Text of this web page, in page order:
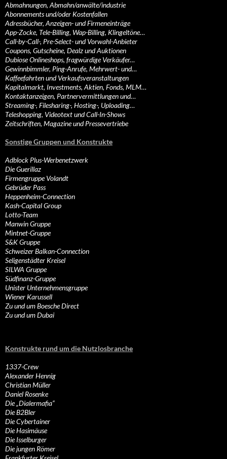
Abmahnungen, Abmahn/anwälte/industrie
Abonnements und/oder Kostenfallen
Adressbücher, Anzeigen- und Firmeneinträge
App-Zocke, Tele-Billing, Wap-Billing, Klingeltöne…
Call-by-Call-, Pre-Select- und Vorwahl-Anbieter
Coupons, Gutscheine, Dealz und Auktionen
Dubiose Onlineshops, fragwürdige Verkäufer…
Gewinnbimmler, Ping-Anrufe, Mehrwert- und…
Kaffeefahrten und Verkaufsveranstaltungen
Kapitalmarkt, Investments, Aktien, Fonds, MLM…
Kontaktanzeigen, Partnervermittlungen und…
Streaming-, Filesharing-, Hosting-, Uploading…
Teleshopping, Videotext und Call-In-Shows
Zeitschriften, Magazine und Pressevertriebe
Sonstige Gruppen und Konstrukte
Adblock Plus-Werbenetzwerk
Die Guerillaz
Firmengruppe Volandt
Gebrüder Pass
Heppenheim-Connection
Kash-Capital Group
Lotto-Team
Manwin Gruppe
Mintnet-Gruppe
S&K Gruppe
Schweizer Balkan-Connection
Seligenstädter Kreisel
SILWA Gruppe
Südfinanz-Gruppe
Unister Unternehmensgruppe
Wiener Karussell
Zu und um Boesche Direct
Zu und um Dubai
Konstrukte rund um die Nutzlosbranche
1337-Crew
Alexander Hennig
Christian Müller
Daniel Rosenke
Die „Dialermafia“
Die B2Bler
Die Cybertainer
Die Hasimäuse
Die Isselburger
Die jungen Römer